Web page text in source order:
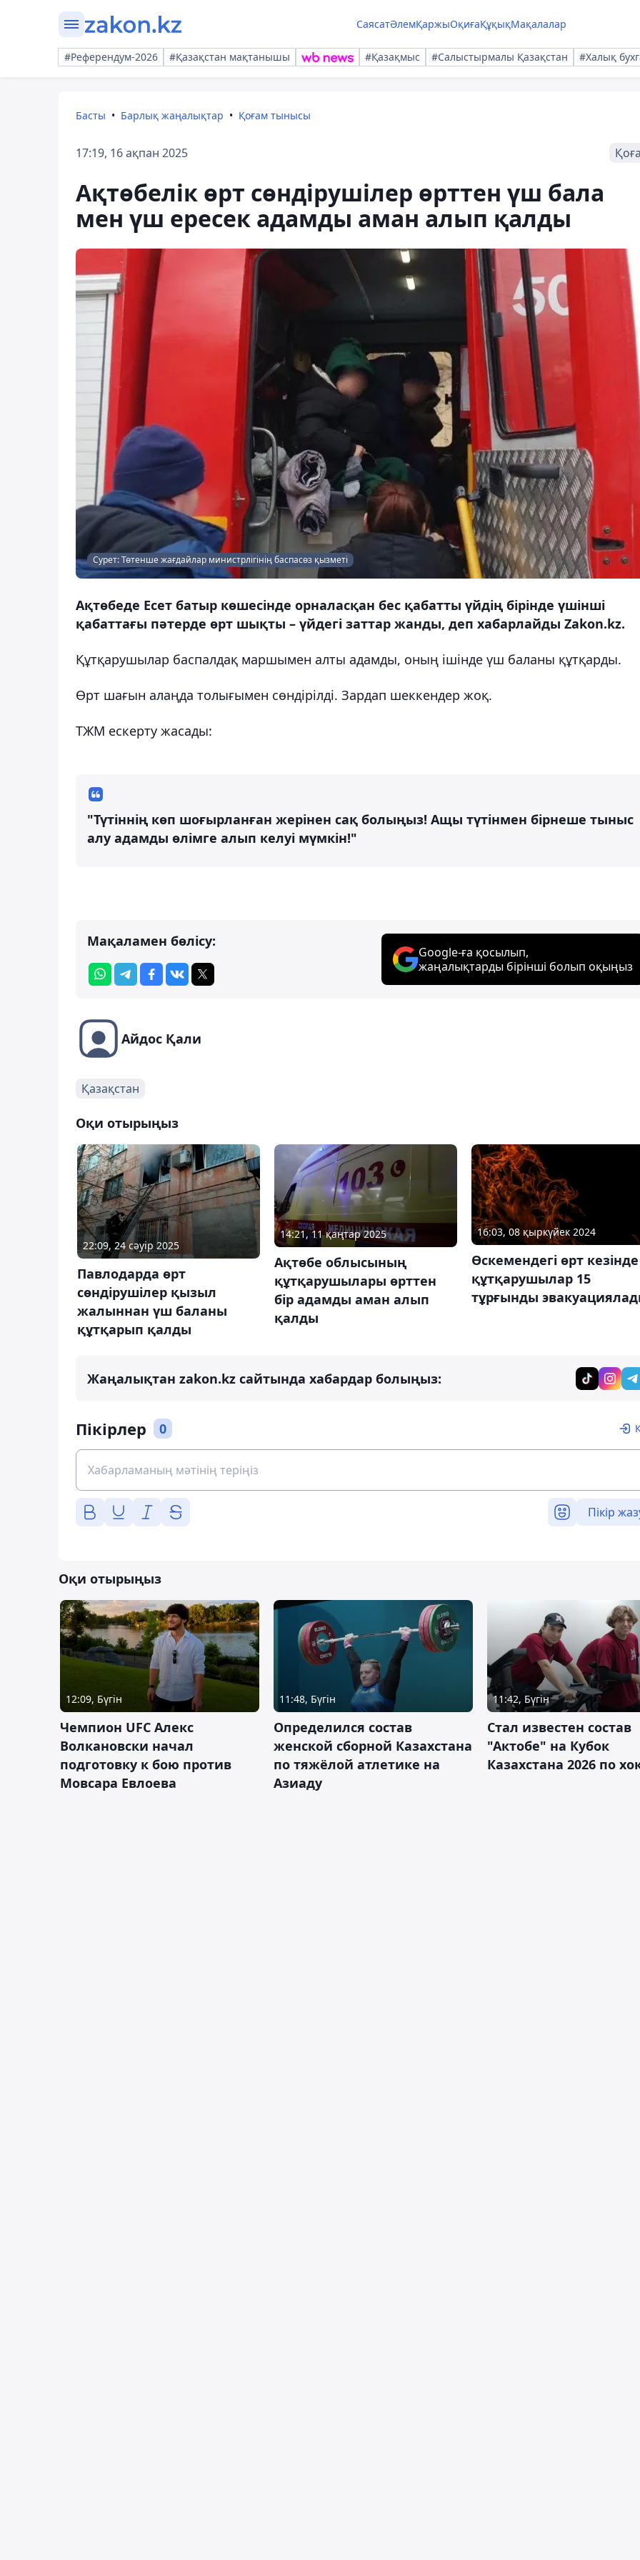
СаясатӘлемҚаржыОқиғаҚұқықМақалалар
#Референдум-2026 #Қазақстан мақтанышы #Қазақмыс #Салыстырмалы Қазақстан #Халық
Басты Барлық жаңалықтар Қоғам тынысы
17:19, 16 ақпан 2025
Ақтөбелік өрт сөндірушілер өрттен үш бала
мен үш ересек адамды аман алып қалды
Сурет: Төтенше жағдайлар министрлігінің баспасөз қызметі
Ақтөбеде Есет батыр көшесінде орналасқан бес қабатты үйдің бірінде үшінші
қабаттағы пәтерде өрт шықты – үйдегі заттар жанды, деп хабарлайды Zakon.kz.
Құтқарушылар баспалдақ маршымен алты адамды, оның ішінде үш баланы құтқарды.
Өрт шағын алаңда толығымен сөндірілді. Зардап шеккендер жоқ.
ТЖМ ескерту жасады:
"Түтіннің көп шоғырланған жерінен сақ болыңыз! Ащы түтінмен бірнеше тыныс
алу адамды өлімге алып келуі мүмкін!"
Мақаламен бөлісу:
Google-ға қосылып,
жаңалықтарды бірінші болып оқыңыз
Айдос Қали
Қазақстан
Оқи отырыңыз
22:09, 24 сәуір 2025
Павлодарда өрт
сөндірушілер қызыл
жалыннан үш баланы
құтқарып қалды
14:21, 11 қаңтар 2025
Ақтөбе облысының
құтқарушылары өрттен
бір адамды аман алып
қалды
16:03, 08 қыркүйек 2024
Өcкемендегі өрт кезінде
құтқарушылар 15
тұрғынды
Жаңалықтан zakon.kz сайтында хабардар болыңыз:
Пікірлер 0
Пікір
Оқи отырыңыз
12:09, Бүгін
Чемпион UFC Алекс
Волкановски начал
подготовку к бою против
Мовсара Евлоева
11:48, Бүгін
Определился состав
женской сборной Казахстана
по тяжёлой атлетике на
Азиаду
11:42, Бүгін
Стал известен состав
"Актобе" на Кубок
Казахстана 2026 по